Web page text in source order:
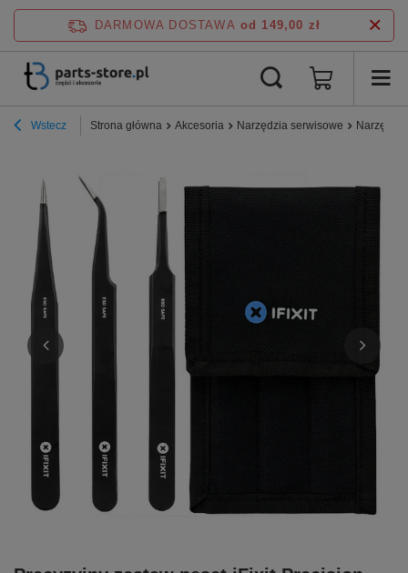
DARMOWA DOSTAWA od 149,00 zł
Wstecz Strona główna Akcesoria Narzędzia serwisowe